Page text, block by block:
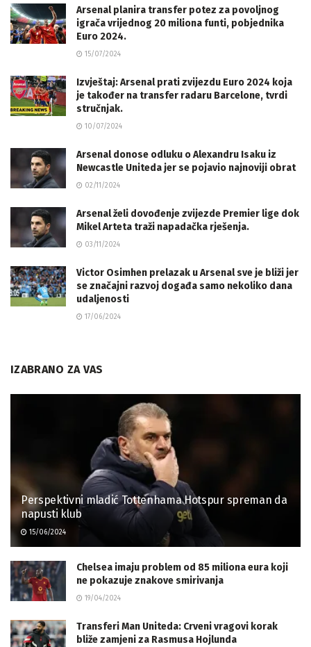
Arsenal planira transfer potez za povoljnog
igrača vrijednog 20 miliona funti, pobjednika
Euro 2024.
15/07/2024
Izvještaj: Arsenal prati zvijezdu Euro 2024 koja
je također na transfer radaru Barcelone, tvrdi
stručnjak.
10/07/2024
Arsenal donose odluku o Alexandru Isaku iz
Newcastle Uniteda jer se pojavio najnoviji obrat
02/11/2024
Arsenal želi dovođenje zvijezde Premier lige dok
Mikel Arteta traži napadačka rješenja.
03/11/2024
Victor Osimhen prelazak u Arsenal sve je bliži jer
se značajni razvoj događa samo nekoliko dana
udaljenosti
17/06/2024
IZABRANO ZA VAS
Perspektivni mladić Tottenhama Hotspur spreman da
napusti klub
15/06/2024
Chelsea imaju problem od 85 miliona eura koji
ne pokazuje znakove smirivanja
19/04/2024
Transferi Man Uniteda: Crveni vragovi korak
bliže zamjeni za Rasmusa Hojlunda